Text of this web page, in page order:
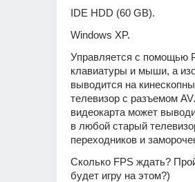
IDE HDD (60 GB).
Windows XP.
Управляется с помощью
клавиатуры и мыши, а
выводится на
телевизор с разъемом
видеокарта может
в любой старый
переходников и
Сколько FPS ждать?
будет игру на этом?)